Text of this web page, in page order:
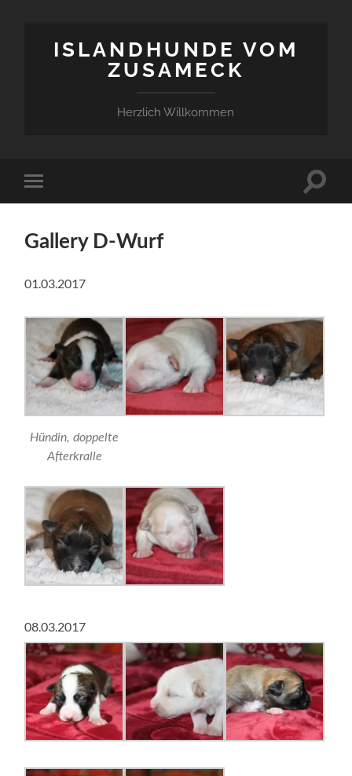
ISLANDHUNDE VOM
ZUSAMECK
Herzlich Willkommen
Mobile-
Menü
Gallery D-Wurf
01.03.2017
Hündin, doppelte
Afterkralle
08.03.2017